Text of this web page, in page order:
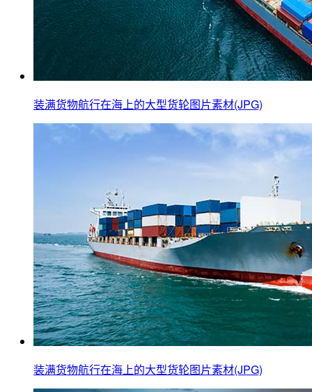
装满货物航行在海上的大型货轮图片素材(JPG)
装满货物航行在海上的大型货轮图片素材(JPG)